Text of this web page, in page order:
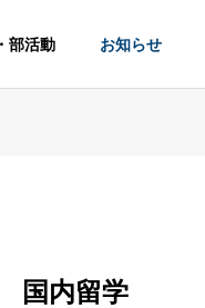
部活動 お知らせ
国内留学